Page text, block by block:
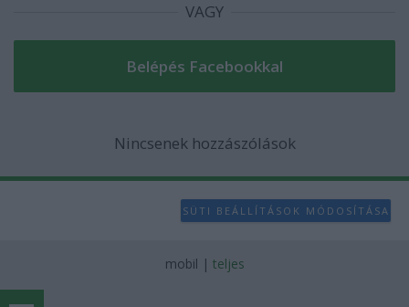
VAGY
Nincsenek hozzászólások
SÜTI BEÁLLÍTÁSOK MÓDOSÍTÁSA
mobil | teljes